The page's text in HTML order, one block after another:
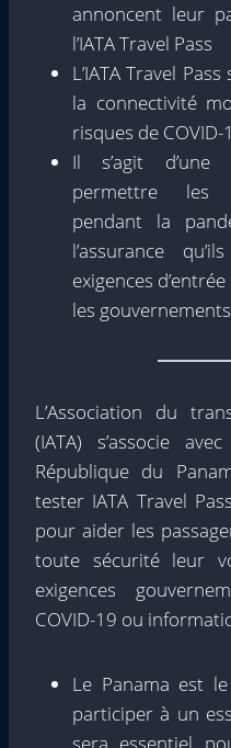
annoncent leur
l’IATA Travel Pass
L’IATA Travel
la connectivité
risques de COVID-
Il s’agit
permettre les
pendant la
l’assurance
exigences
les
L’Association du
(IATA) s’associe
République du
tester IATA Travel
pour aider les
toute sécurité leur
exigences
COVID-19 ou
Le Panama est
participer à un